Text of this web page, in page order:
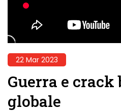
22 Mar 2023
Guerra e crack
globale